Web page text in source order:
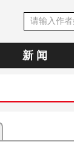
新 闻